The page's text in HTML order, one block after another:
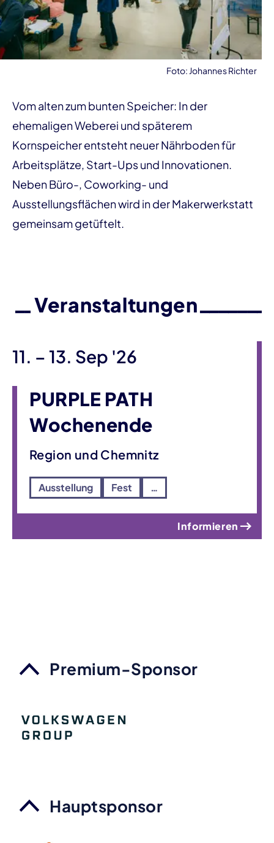
Vom alten zum bunten Speicher: In der
ehemaligen Weberei und späterem
Kornspeicher entsteht neuer Nährboden für
Arbeitsplätze, Start-Ups und Innovationen.
Neben Büro-, Coworking- und
Ausstellungsflächen wird in der Makerwerkstatt
gemeinsam getüftelt.
Foto: Johannes Richter
Veranstaltungen
11. – bis
13. Sep '26
PURPLE PATH
Wochenende
Region und Chemnitz
Ausstellung Fest …
Informieren
Premium-Sponsor
Hauptsponsor